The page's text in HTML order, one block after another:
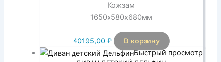
Кожзам
1650х580х680мм
40195,00 ₽
В корзину
Быстрый просмотр